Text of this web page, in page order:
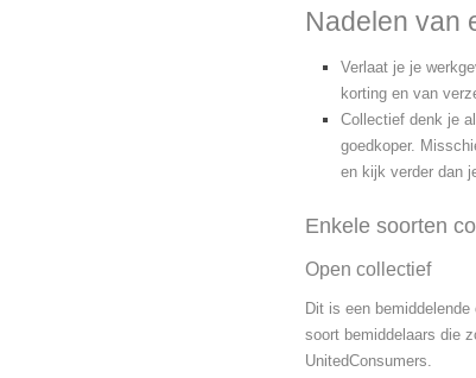
Nadelen van
Verlaat je je
korting en van
Collectief denk je
goedkoper.
en kijk verder dan
Enkele soorten
Open collectief
Dit is een
soort bemiddelaars die
UnitedConsumers.